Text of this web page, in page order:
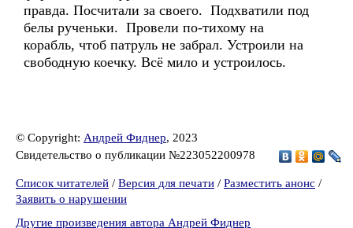
правда. Посчитали за своего. Подхватили под
белы рученьки. Провели по-тихому на
корабль, чтоб патруль не забрал. Устроили на
свободную коечку. Всё мило и устроилось.
© Copyright: Андрей Фиднер, 2023
Свидетельство о публикации №223052200978
Список читателей / Версия для печати / Разместить анонс /
Заявить о нарушении
Другие произведения автора Андрей Фиднер